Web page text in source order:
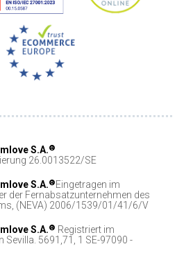
S.A.®
26.0013522/SE
S.A.®Eingetragen im
der Fernabsatzunternehmen des
(NEVA) 2006/1539/01/41/6/V
S.A.® Registriert im
Sevilla. 5691,71, 1 SE-97090 -